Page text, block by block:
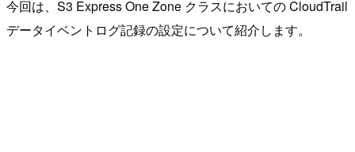
今回は、S3 Express One Zone クラスにおいての CloudTrail
データイベントログ記録の設定について紹介します。